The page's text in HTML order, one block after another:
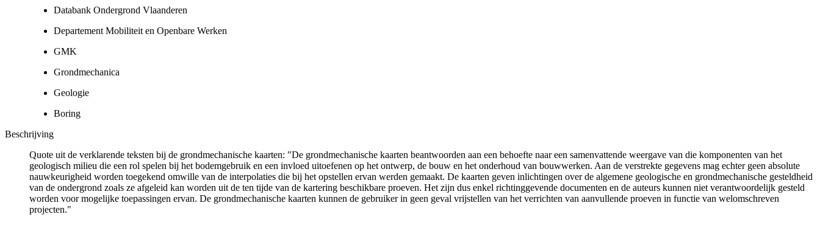
Databank Ondergrond Vlaanderen
Departement Mobiliteit en Openbare Werken
GMK
Grondmechanica
Geologie
Boring
Beschrijving
Quote uit de verklarende teksten bij de grondmechanische kaarten: "De grondmechanische kaarten beantwoorden aan een behoefte naar een samenvattende weergave van die komponenten van het
geologisch milieu die een rol spelen bij het bodemgebruik en een invloed uitoefenen op het ontwerp, de bouw en het onderhoud van bouwwerken. Aan de verstrekte gegevens mag echter geen absolute
nauwkeurigheid worden toegekend omwille van de interpolaties die bij het opstellen ervan werden gemaakt. De kaarten geven inlichtingen over de algemene geologische en grondmechanische gesteldheid
van de ondergrond zoals ze afgeleid kan worden uit de ten tijde van de kartering beschikbare proeven. Het zijn dus enkel richtinggevende documenten en de auteurs kunnen niet verantwoordelijk gesteld
worden voor mogelijke toepassingen ervan. De grondmechanische kaarten kunnen de gebruiker in geen geval vrijstellen van het verrichten van aanvullende proeven in functie van welomschreven
projecten."